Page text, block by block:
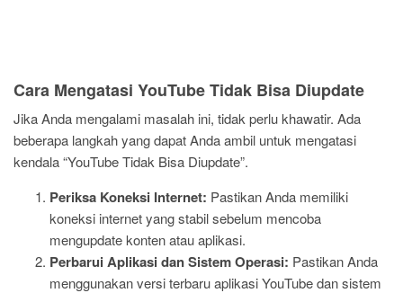
Cara Mengatasi YouTube Tidak Bisa Diupdate
Jika Anda mengalami masalah ini, tidak perlu khawatir. Ada
beberapa langkah yang dapat Anda ambil untuk mengatasi
kendala “YouTube Tidak Bisa Diupdate”.
Periksa Koneksi Internet: Pastikan Anda memiliki
koneksi internet yang stabil sebelum mencoba
mengupdate konten atau aplikasi.
Perbarui Aplikasi dan Sistem Operasi: Pastikan Anda
menggunakan versi terbaru aplikasi YouTube dan sistem